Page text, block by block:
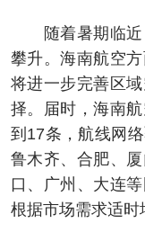
随着暑期临近
攀升。海南航空
将进一步完善区
择。届时，海南
到17条，航线网
鲁木齐、合肥、
口、广州、大连
根据市场需求适时